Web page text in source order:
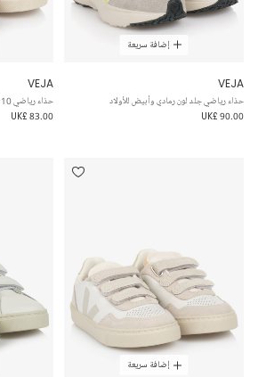
إضافة سريعة
VEJA
حذاء رياضي جلد لون رمادي وأبيض للأولاد
UK£ 90.00
VEJA
حذاء رياضي V-10 جلد لون أبيض وبنفسجي
UK£ 83.00
إضافة سريعة